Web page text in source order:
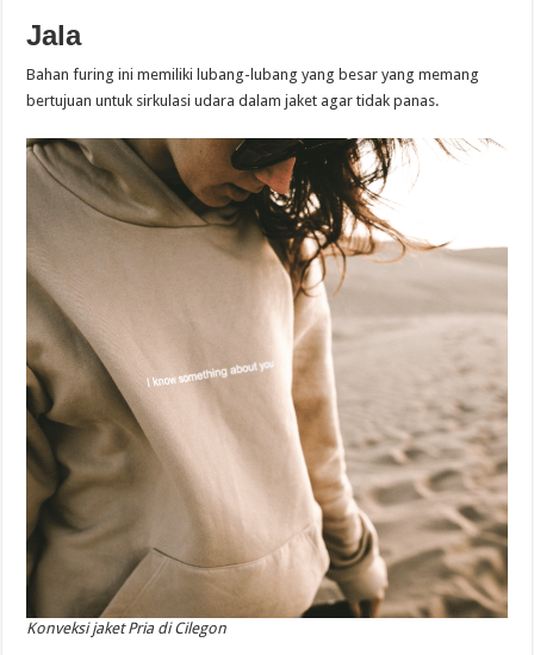
Jala
Bahan furing ini memiliki lubang-lubang yang besar yang memang
bertujuan untuk sirkulasi udara dalam jaket agar tidak panas.
Konveksi jaket Pria di Cilegon